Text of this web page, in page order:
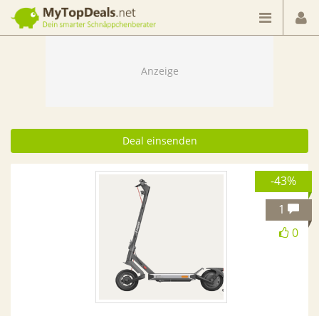
Dein smarter Schnäppchenberater
Deal einsenden
-43%
0
1